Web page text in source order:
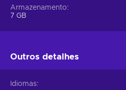
Armazenamento
7 GB
Outros detalhes
Idiomas